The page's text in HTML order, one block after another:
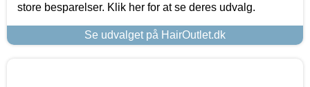
store besparelser. Klik her for at se deres udvalg.
Se udvalget på HairOutlet.dk